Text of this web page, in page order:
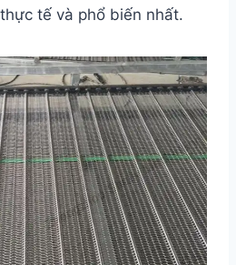
tế và phổ biến nhất.